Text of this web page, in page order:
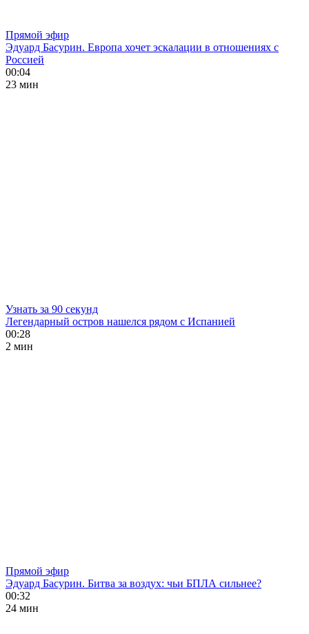
Прямой эфир
Эдуард Басурин. Европа хочет эскалации в отношениях с
Россией
00:04
23 мин
Узнать за 90 секунд
Легендарный остров нашелся рядом с Испанией
00:28
2 мин
Прямой эфир
Эдуард Басурин. Битва за воздух: чьи БПЛА сильнее?
00:32
24 мин